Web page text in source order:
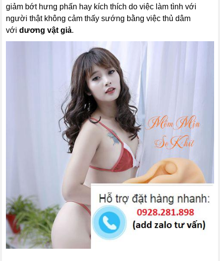
giảm bớt hưng phấn hay kích thích do việc làm tình với
người thật không cảm thấy sướng bằng việc thủ dâm
vớidương vật giả.